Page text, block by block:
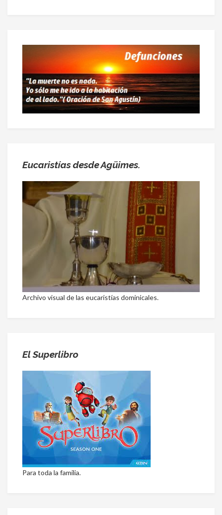
Eucaristías desde Agüimes.
Archivo visual de las eucaristías dominicales.
El Superlibro
Para toda la familia.